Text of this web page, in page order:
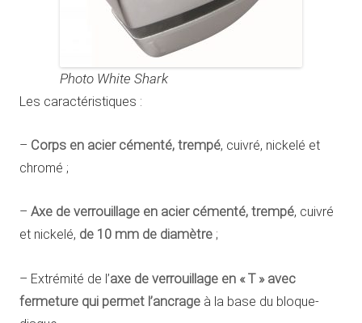
Photo White Shark
Les caractéristiques :
– Corps en acier cémenté, trempé, cuivré, nickelé et
chromé ;
– Axe de verrouillage en acier cémenté, trempé, cuivré
et nickelé, de 10 mm de diamètre ;
– Extrémité de l’axe de verrouillage en « T » avec
fermeture qui permet l’ancrage à la base du bloque-